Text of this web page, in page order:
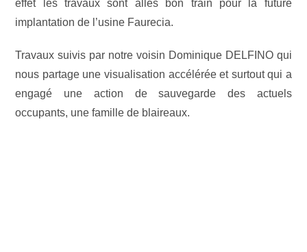
effet les travaux sont allés bon train pour la future
implantation de l’usine Faurecia.
Travaux suivis par notre voisin Dominique DELFINO qui
nous partage une visualisation accélérée et surtout qui a
engagé une action de sauvegarde des actuels
occupants, une famille de blaireaux.